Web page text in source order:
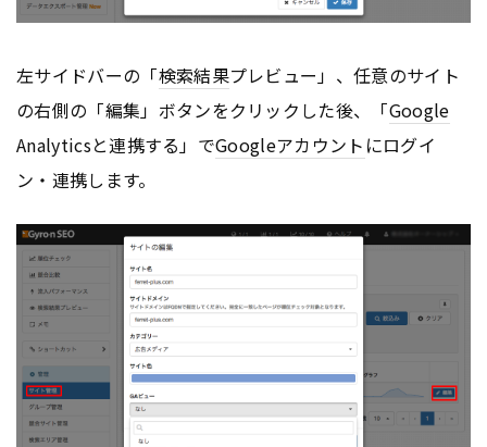
左サイドバーの「検索結果プレビュー」、任意のサイト
の右側の「編集」ボタンをクリックした後、「Google
Analyticsと連携する」でGoogleアカウント にログイ
ン・連携します。